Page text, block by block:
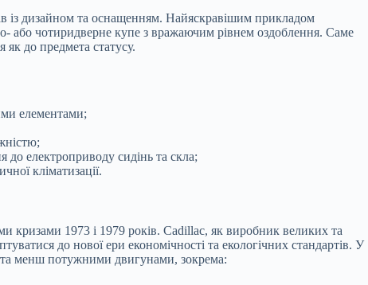
із дизайном та оснащенням. Найяскравішим прикладом
або чотиридверне купе з вражаючим рівнем оздоблення. Саме
як до предмета статусу.
елементами;
електроприводу сидінь та скла;
кліматизації.
кризами 1973 і 1979 років. Cadillac, як виробник великих та
до нової ери економічності та екологічних стандартів. У
та менш потужними двигунами, зокрема: